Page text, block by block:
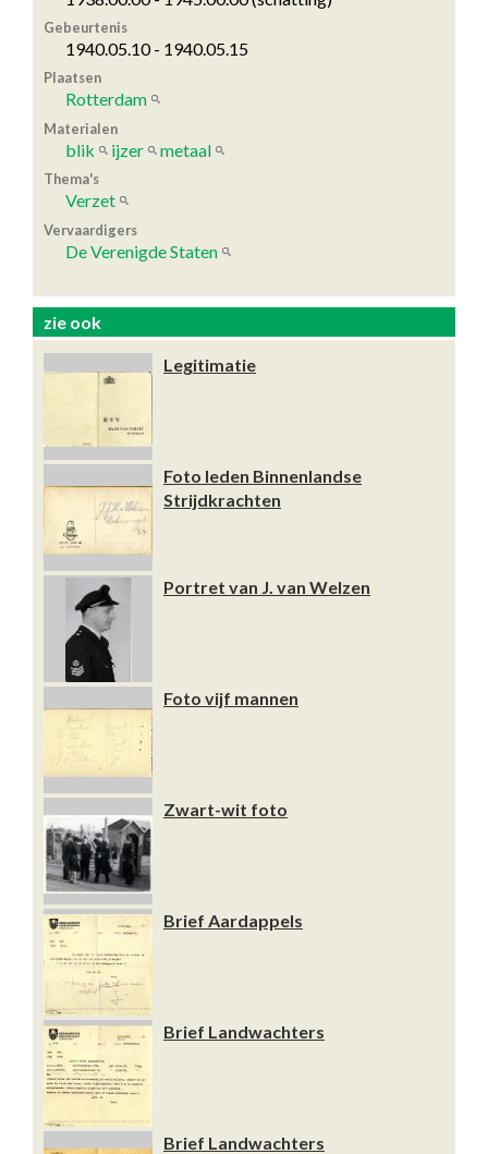
Gebeurtenis
1940.05.10 - 1940.05.15
Plaatsen
Rotterdam
Materialen
blik ijzer metaal
Thema's
Verzet
Vervaardigers
De Verenigde Staten
zie ook
Legitimatie
Foto leden Binnenlandse
Strijdkrachten
Portret van J. van Welzen
Foto vijf mannen
Zwart-wit foto
Brief Aardappels
Brief Landwachters
Brief Landwachters